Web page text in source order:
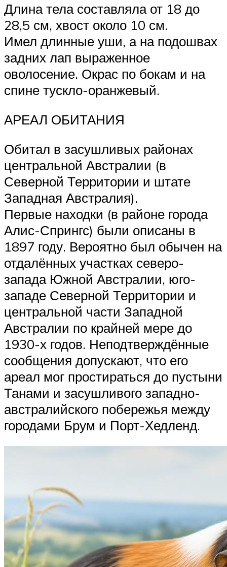
Длина тела составляла от 18 до
28,5 см, хвост около 10 см.
Имел длинные уши, а на подошвах
задних лап выраженное
оволосение. Окрас по бокам и на
спине тускло-оранжевый.
АРЕАЛ ОБИТАНИЯ
Обитал в засушливых районах
центральной Австралии (в
Северной Территории и штате
Западная Австралия).
Первые находки (в районе города
Алис-Спрингс) были описаны в
1897 году. Вероятно был обычен на
отдалённых участках северо-
запада Южной Австралии, юго-
западе Северной Территории и
центральной части Западной
Австралии по крайней мере до
1930-х годов. Неподтверждённые
сообщения допускают, что его
ареал мог простираться до пустыни
Танами и засушливого западно-
австралийского побережья между
городами Брум и Порт-Хедленд.